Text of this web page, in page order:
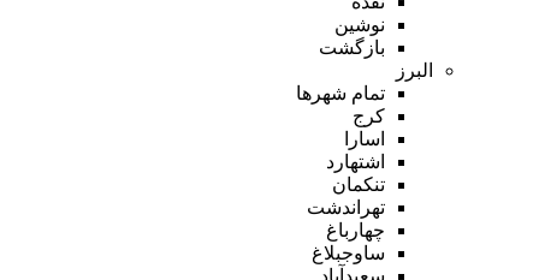
نوشین
بازگشت
البرز
تمام شهر‌ها
کرج
اسارا
اشتهارد
تنکمان
تهراندشت
چهارباغ
ساوجبلاغ
سعیدآباد